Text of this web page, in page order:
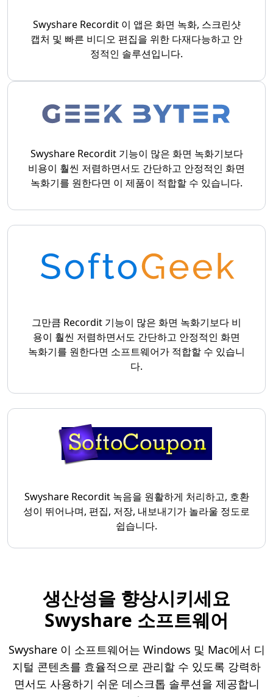
Swyshare Recordit 이 앱은 화면 녹화, 스크린샷
캡처 및 빠른 비디오 편집을 위한 다재다능하고 안
정적인 솔루션입니다.
Swyshare Recordit 기능이 많은 화면 녹화기보다
비용이 훨씬 저렴하면서도 간단하고 안정적인 화면
녹화기를 원한다면 이 제품이 적합할 수 있습니다.
그만큼 Recordit 기능이 많은 화면 녹화기보다 비
용이 훨씬 저렴하면서도 간단하고 안정적인 화면
녹화기를 원한다면 소프트웨어가 적합할 수 있습니
다.
Swyshare Recordit 녹음을 원활하게 처리하고, 호환
성이 뛰어나며, 편집, 저장, 내보내기가 놀라울 정도로
쉽습니다.
생산성을 향상시키세요
Swyshare 소프트웨어
Swyshare 이 소프트웨어는 Windows 및 Mac에서 디
지털 콘텐츠를 효율적으로 관리할 수 있도록 강력하
면서도 사용하기 쉬운 데스크톱 솔루션을 제공합니